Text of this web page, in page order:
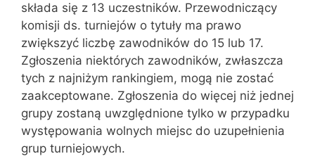
składa się z 13 uczestników. Przewodniczący
komisji ds. turniejów o tytuły ma prawo
zwiększyć liczbę zawodników do 15 lub 17.
Zgłoszenia niektórych zawodników, zwłaszcza
tych z najniżym rankingiem, mogą nie zostać
zaakceptowane. Zgłoszenia do więcej niż jednej
grupy zostaną uwzględnione tylko w przypadku
występowania wolnych miejsc do uzupełnienia
grup turniejowych.